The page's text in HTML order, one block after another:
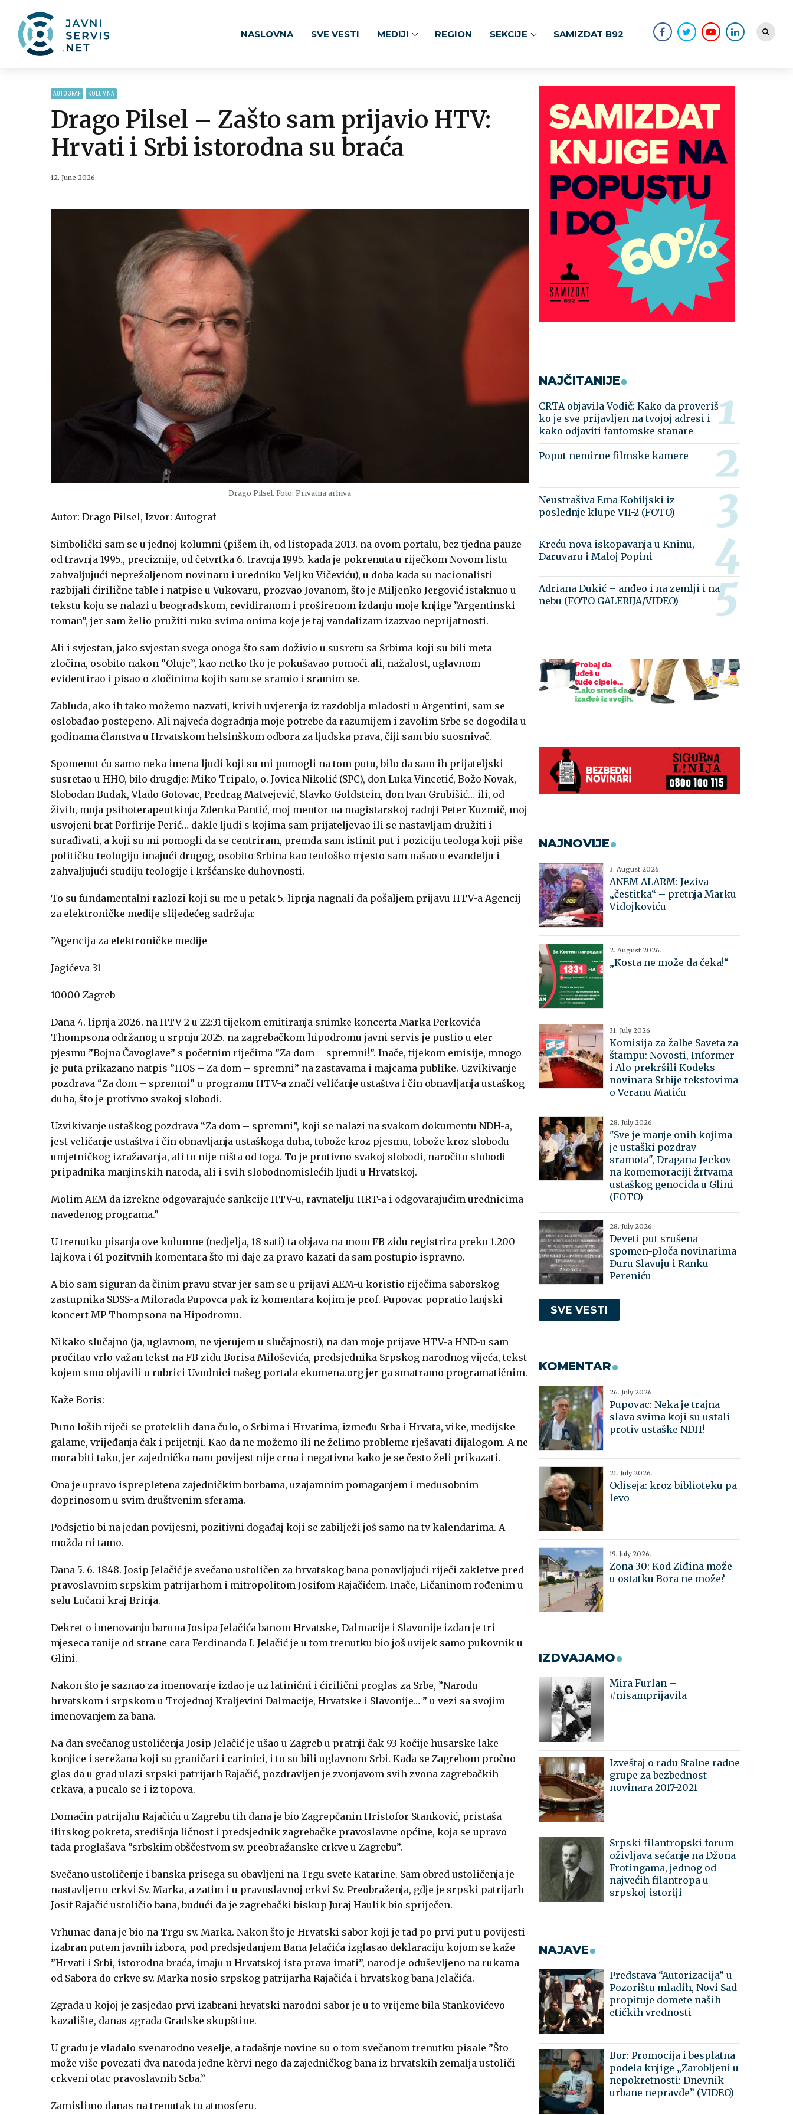
NASLOVNA SVE VESTI MEDIJI REGION SEKCIJE SAMIZDAT B92
AUTOGRAF KOLUMNA
Drago Pilsel – Zašto sam prijavio HTV:
Hrvati i Srbi istorodna su braća
12. June 2026.
Drago Pilsel. Foto: Privatna arhiva
Autor: Drago Pilsel, Izvor: Autograf
Simbolički sam se u jednoj kolumni (pišem ih, od listopada 2013. na ovom portalu, bez tjedna pauze
od travnja 1995., preciznije, od četvrtka 6. travnja 1995. kada je pokrenuta u riječkom Novom listu
zahvaljujući neprežaljenom novinaru i uredniku Veljku Vičeviću), u doba kada su nacionalisti
razbijali ćirilične table i natpise u Vukovaru, prozvao Jovanom, što je Miljenko Jergović istaknuo u
tekstu koju se nalazi u beogradskom, revidiranom i proširenom izdanju moje knjige ”Argentinski
roman”, jer sam želio pružiti ruku svima onima koje je taj vandalizam izazvao neprijatnosti.
Ali i svjestan, jako svjestan svega onoga što sam doživio u susretu sa Srbima koji su bili meta
zločina, osobito nakon ”Oluje”, kao netko tko je pokušavao pomoći ali, nažalost, uglavnom
evidentirao i pisao o zločinima kojih sam se sramio i sramim se.
Zabluda, ako ih tako možemo nazvati, krivih uvjerenja iz razdoblja mladosti u Argentini, sam se
oslobađao postepeno. Ali najveća dogradnja moje potrebe da razumijem i zavolim Srbe se dogodila u
godinama članstva u Hrvatskom helsinškom odbora za ljudska prava, čiji sam bio suosnivač.
Spomenut ću samo neka imena ljudi koji su mi pomogli na tom putu, bilo da sam ih prijateljski
susretao u HHO, bilo drugdje: Miko Tripalo, o. Jovica Nikolić (SPC), don Luka Vincetić, Božo Novak,
Slobodan Budak, Vlado Gotovac, Predrag Matvejević, Slavko Goldstein, don Ivan Grubišić… ili, od
živih, moja psihoterapeutkinja Zdenka Pantić, moj mentor na magistarskoj radnji Peter Kuzmič, moj
usvojeni brat Porfirije Perić… dakle ljudi s kojima sam prijateljevao ili se nastavljam družiti i
surađivati, a koji su mi pomogli da se centriram, premda sam istinit put i poziciju teologa koji piše
političku teologiju imajući drugog, osobito Srbina kao teološko mjesto sam našao u evanđelju i
zahvaljujući studiju teologije i kršćanske duhovnosti.
To su fundamentalni razlozi koji su me u petak 5. lipnja nagnali da pošaljem prijavu HTV-a Agencij
za elektroničke medije slijedećeg sadržaja:
”Agencija za elektroničke medije
Jagićeva 31
10000 Zagreb
Dana 4. lipnja 2026. na HTV 2 u 22:31 tijekom emitiranja snimke koncerta Marka Perkovića
Thompsona održanog u srpnju 2025. na zagrebačkom hipodromu javni servis je pustio u eter
pjesmu ”Bojna Čavoglave” s početnim riječima ”Za dom – spremni!”. Inače, tijekom emisije, mnogo
je puta prikazano natpis ”HOS – Za dom – spremni” na zastavama i majcama publike. Uzvikivanje
pozdrava “Za dom – spremni” u programu HTV-a znači veličanje ustaštva i čin obnavljanja ustaškog
duha, što je protivno svakoj slobodi.
Uzvikivanje ustaškog pozdrava “Za dom – spremni”, koji se nalazi na svakom dokumentu NDH-a,
jest veličanje ustaštva i čin obnavljanja ustaškoga duha, tobože kroz pjesmu, tobože kroz slobodu
umjetničkog izražavanja, ali to nije ništa od toga. To je protivno svakoj slobodi, naročito slobodi
pripadnika manjinskih naroda, ali i svih slobodnomislećih ljudi u Hrvatskoj.
Molim AEM da izrekne odgovarajuće sankcije HTV-u, ravnatelju HRT-a i odgovarajućim urednicima
navedenog programa.”
U trenutku pisanja ove kolumne (nedjelja, 18 sati) ta objava na mom FB zidu registrira preko 1.200
lajkova i 61 pozitvnih komentara što mi daje za pravo kazati da sam postupio ispravno.
A bio sam siguran da činim pravu stvar jer sam se u prijavi AEM-u koristio riječima saborskog
zastupnika SDSS-a Milorada Pupovca pak iz komentara kojim je prof. Pupovac popratio lanjski
koncert MP Thompsona na Hipodromu.
Nikako slučajno (ja, uglavnom, ne vjerujem u slučajnosti), na dan moje prijave HTV-a HND-u sam
pročitao vrlo važan tekst na FB zidu Borisa Miloševića, predsjednika Srpskog narodnog vijeća, tekst
kojem smo objavili u rubrici Uvodnici našeg portala ekumena.org jer ga smatramo programatičnim.
Kaže Boris:
Puno loših riječi se proteklih dana čulo, o Srbima i Hrvatima, između Srba i Hrvata, vike, medijske
galame, vrijeđanja čak i prijetnji. Kao da ne možemo ili ne želimo probleme rješavati dijalogom. A ne
mora biti tako, jer zajednička nam povijest nije crna i negativna kako je se često želi prikazati.
Ona je upravo isprepletena zajedničkim borbama, uzajamnim pomaganjem i međusobnim
doprinosom u svim društvenim sferama.
Podsjetio bi na jedan povijesni, pozitivni događaj koji se zabilježi još samo na tv kalendarima. A
možda ni tamo.
Dana 5. 6. 1848. Josip Jelačić je svečano ustoličen za hrvatskog bana ponavljajući riječi zakletve pred
pravoslavnim srpskim patrijarhom i mitropolitom Josifom Rajačićem. Inače, Ličaninom rođenim u
selu Lučani kraj Brinja.
Dekret o imenovanju baruna Josipa Jelačića banom Hrvatske, Dalmacije i Slavonije izdan je tri
mjeseca ranije od strane cara Ferdinanda I. Jelačić je u tom trenutku bio još uvijek samo pukovnik u
Glini.
Nakon što je saznao za imenovanje izdao je uz latinični i ćirilični proglas za Srbe, ”Narodu
hrvatskom i srpskom u Trojednoj Kraljevini Dalmacije, Hrvatske i Slavonije… ” u vezi sa svojim
imenovanjem za bana.
Na dan svečanog ustoličenja Josip Jelačić je ušao u Zagreb u pratnji čak 93 kočije husarske lake
konjice i serežana koji su graničari i carinici, i to su bili uglavnom Srbi. Kada se Zagrebom pročuo
glas da u grad ulazi srpski patrijarh Rajačić, pozdravljen je zvonjavom svih zvona zagrebačkih
crkava, a pucalo se i iz topova.
Domaćin patrijahu Rajačiću u Zagrebu tih dana je bio Zagrepčanin Hristofor Stanković, pristaša
ilirskog pokreta, središnja ličnost i predsjednik zagrebačke pravoslavne općine, koja se upravo
tada proglašava ”srbskim obščestvom sv. preobražanske crkve u Zagrebu”.
Svečano ustoličenje i banska prisega su obavljeni na Trgu svete Katarine. Sam obred ustoličenja je
nastavljen u crkvi Sv. Marka, a zatim i u pravoslavnoj crkvi Sv. Preobraženja, gdje je srpski patrijarh
Josif Rajačić ustoličio bana, budući da je zagrebački biskup Juraj Haulik bio spriječen.
Vrhunac dana je bio na Trgu sv. Marka. Nakon što je Hrvatski sabor koji je tad po prvi put u povijesti
izabran putem javnih izbora, pod predsjedanjem Bana Jelačića izglasao deklaraciju kojom se kaže
”Hrvati i Srbi, istorodna braća, imaju u Hrvatskoj ista prava imati”, narod je oduševljeno na rukama
od Sabora do crkve sv. Marka nosio srpskog patrijarha Rajačića i hrvatskog bana Jelačića.
Zgrada u kojoj je zasjedao prvi izabrani hrvatski narodni sabor je u to vrijeme bila Stankovićevo
kazalište, danas zgrada Gradske skupštine.
U gradu je vladalo svenarodno veselje, a tadašnje novine su o tom svečanom trenutku pisale ”Što
može više povezati dva naroda jedne kèrvi nego da zajedničkog bana iz hrvatskih zemalja ustoliči
crkveni otac pravoslavnih Srba.”
Zamislimo danas na trenutak tu atmosferu.
NAJČITANIJE
CRTA objavila Vodič: Kako da proveriš
ko je sve prijavljen na tvojoj adresi i
kako odjaviti fantomske stanare
Poput nemirne filmske kamere
Neustrašiva Ema Kobiljski iz
poslednje klupe VII-2 (FOTO)
Kreću nova iskopavanja u Kninu,
Daruvaru i Maloj Popini
Adriana Dukić – anđeo i na zemlji i na
nebu (FOTO GALERIJA/VIDEO)
NAJNOVIJE
3. August 2026.
ANEM ALARM: Jeziva
„čestitka“ – pretnja Marku
Vidojkoviću
2. August 2026.
„Kosta ne može da čeka!“
31. July 2026.
Komisija za žalbe Saveta za
štampu: Novosti, Informer
i Alo prekršili Kodeks
novinara Srbije tekstovima
o Veranu Matiću
28. July 2026.
"Sve je manje onih kojima
je ustaški pozdrav
sramota", Dragana Jeckov
na komemoraciji žrtvama
ustaškog genocida u Glini
(FOTO)
28. July 2026.
Deveti put srušena
spomen-ploča novinarima
Đuru Slavuju i Ranku
Pereniću
SVE VESTI
KOMENTAR
26. July 2026.
Pupovac: Neka je trajna
slava svima koji su ustali
protiv ustaške NDH!
21. July 2026.
Odiseja: kroz biblioteku pa
levo
19. July 2026.
Zona 30: Kod Ziđina može
u ostatku Bora ne može?
IZDVAJAMO
Mira Furlan –
#nisamprijavila
Izveštaj o radu Stalne radne
grupe za bezbednost
novinara 2017-2021
Srpski filantropski forum
oživljava sećanje na Džona
Frotingama, jednog od
najvećih filantropa u
srpskoj istoriji
NAJAVE
Predstava “Autorizacija” u
Pozorištu mladih, Novi Sad
propituje domete naših
etičkih vrednosti
Bor: Promocija i besplatna
podela knjige „Zarobljeni u
nepokretnosti: Dnevnik
urbane nepravde” (VIDEO)